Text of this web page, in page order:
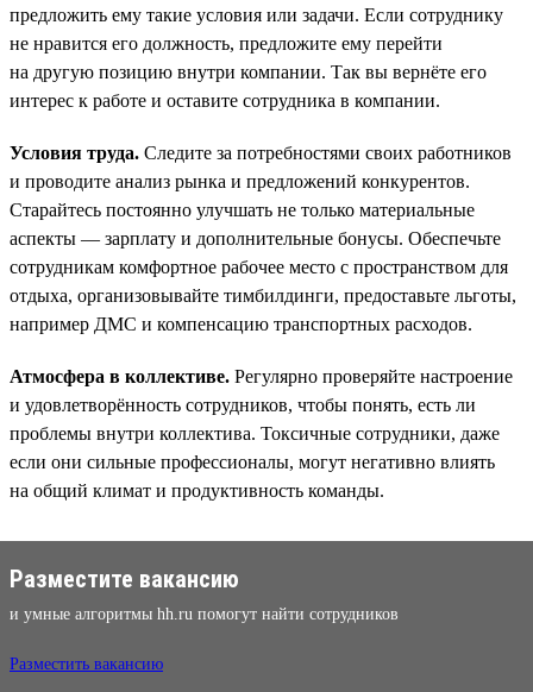
предложить ему такие условия или задачи. Если сотруднику
не нравится его должность, предложите ему перейти
на другую позицию внутри компании. Так вы вернёте его
интерес к работе и оставите сотрудника в компании.
Условия труда. Следите за потребностями своих работников
и проводите анализ рынка и предложений конкурентов.
Старайтесь постоянно улучшать не только материальные
аспекты — зарплату и дополнительные бонусы. Обеспечьте
сотрудникам комфортное рабочее место с пространством для
отдыха, организовывайте тимбилдинги, предоставьте льготы,
например ДМС и компенсацию транспортных расходов.
Атмосфера в коллективе. Регулярно проверяйте настроение
и удовлетворённость сотрудников, чтобы понять, есть ли
проблемы внутри коллектива. Токсичные сотрудники, даже
если они сильные профессионалы, могут негативно влиять
на общий климат и продуктивность команды.
Разместите вакансию
и умные алгоритмы hh.ru помогут найти сотрудников
Разместить вакансию